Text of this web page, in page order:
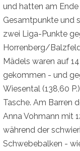
und hatten am Ende
Gesamtpunkte und
zwei Liga-Punkte
Horrenberg/
Mädels waren auf
gekommen - und
Wiesental (138,60
Tasche. Am Barren
Anna Vohmann mit
während der
Schwebebalken -